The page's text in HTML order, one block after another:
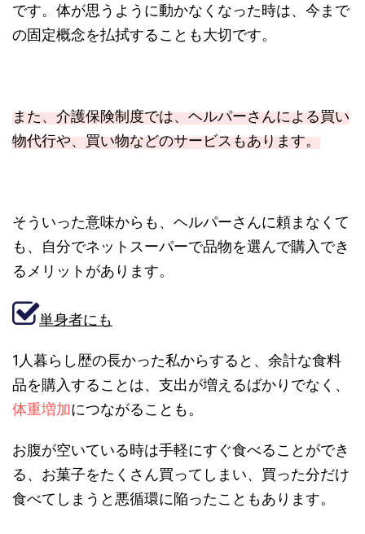
です。体が思うように動かなくなった時は、今まで
の固定概念を払拭することも大切です。
また、介護保険制度では、ヘルパーさんによる買い
物代行や、買い物などのサービスもあります。
そういった意味からも、ヘルパーさんに頼まなくて
も、自分でネットスーパーで品物を選んで購入でき
るメリットがあります。
単身者にも
1人暮らし歴の長かった私からすると、余計な食料
品を購入することは、支出が増えるばかりでなく、
体重増加につながることも。
お腹が空いている時は手軽にすぐ食べることができ
る、お菓子をたくさん買ってしまい、買った分だけ
食べてしまうと悪循環に陥ったこともあります。